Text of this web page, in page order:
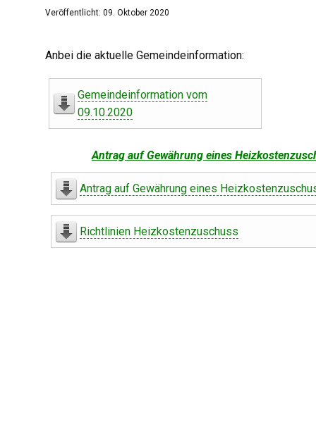
Veröffentlicht: 09. Oktober 2020
Anbei die aktuelle Gemeindeinformation:
Gemeindeinformation vom
09.10.2020
Antrag auf Gewährung eines
Antrag auf Gewährung eines
Richtlinien Heizkostenzuschuss